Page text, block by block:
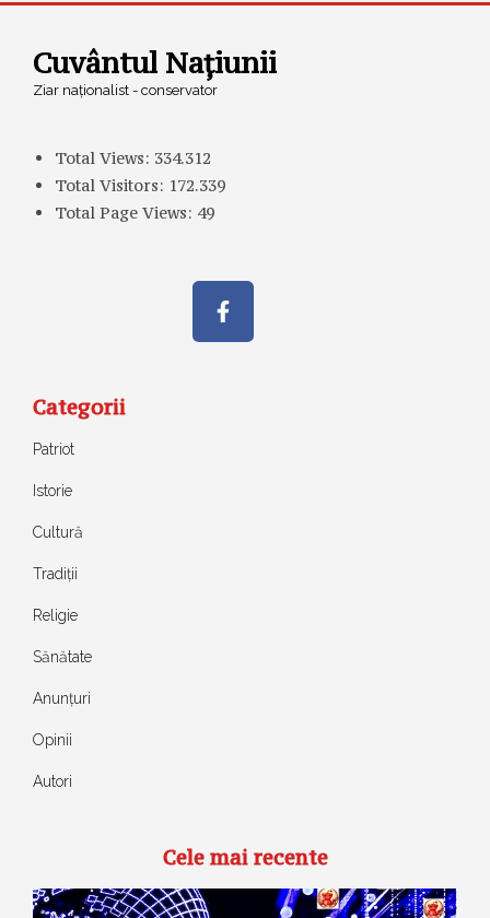
Cuvântul Națiunii
Ziar naționalist - conservator
Total Views: 334.312
Total Visitors: 172.339
Total Page Views: 49
Categorii
Patriot
Istorie
Cultură
Tradiții
Religie
Sănătate
Anunțuri
Opinii
Autori
Cele mai recente